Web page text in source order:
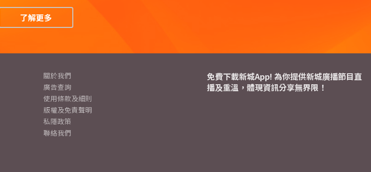
了解更多
關於我們
廣告查詢
使用條款及細則
版權及免責聲明
私隱政策
聯絡我們
免費下載新城App! 為你提供新城廣播節目直
播及重溫，體現資訊分享無界限！